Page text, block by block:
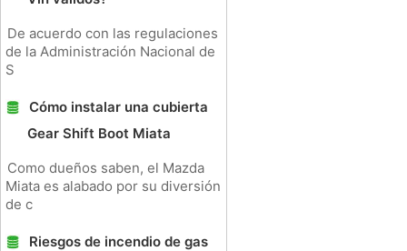
De acuerdo con las regulaciones
de la Administración Nacional de
S
Cómo instalar una cubierta
Gear Shift Boot Miata
Como dueños saben, el Mazda
Miata es alabado por su diversión
de c
Riesgos de incendio de gas